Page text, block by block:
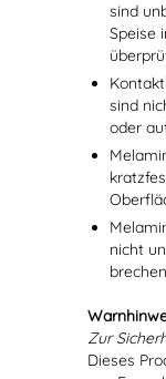
sind
Speise
sind
oder
nicht
Zur
Dieses